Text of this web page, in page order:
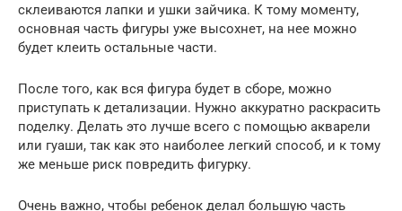
склеиваются лапки и ушки зайчика. К тому моменту,
основная часть фигуры уже высохнет, на нее можно
будет клеить остальные части.
После того, как вся фигура будет в сборе, можно
приступать к детализации. Нужно аккуратно раскрасить
поделку. Делать это лучше всего с помощью акварели
или гуаши, так как это наиболее легкий способ, и к тому
же меньше риск повредить фигурку.
Очень важно, чтобы ребенок делал большую часть